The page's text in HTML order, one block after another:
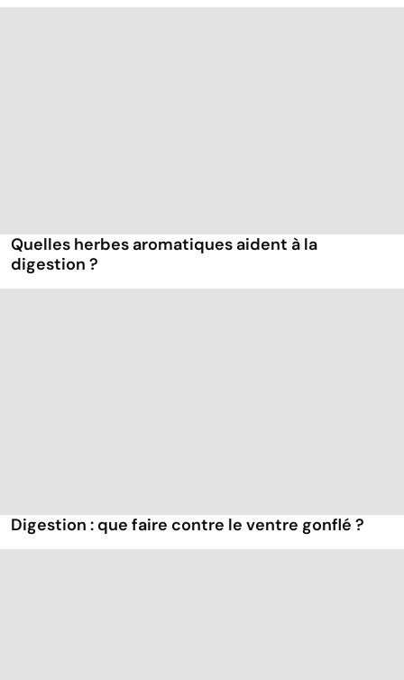
Quelles herbes aromatiques aident à la
digestion ?
Digestion : que faire contre le ventre gonflé ?